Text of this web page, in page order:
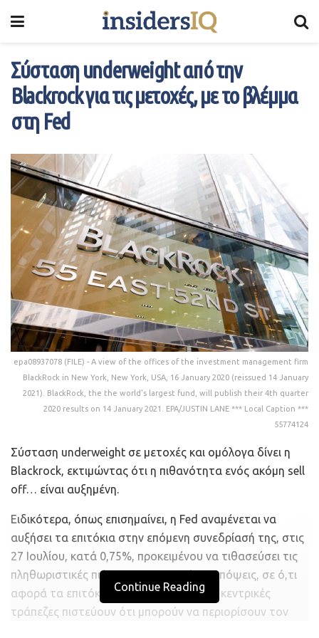
Σύσταση underweight από την
Blackrock για τις μετοχές, με το βλέμμα
στη Fed
epa08937078 (FILE) - A view of the offices of the investment management firm
BlackRock in New York, New York, USA, 16 January 2020 (reissued 14 January
2021). BlackRock, the the world's largest fund, will publish their 4th quarter
2020 results on 14 January 2021. EPA/JUSTIN LANE *** Local Caption ***
55774124
Σύσταση underweight σε μετοχές και ομόλογα δίνει η
Blackrock, εκτιμώντας ότι η πιθανότητα ενός ακόμη sell
off… είναι αυξημένη.
Ειδικότερα, όπως επισημαίνει, η Fed αναμένεται να
αυξήσει τα επιτόκια στην επόμενη συνεδρίασή της, στις
27 Ιουλίου, κατά 0,75%, προκειμένου να τιθασεύσει τις
πληθωριστικές πιέσεις. Στην αγορά, οι απόψεις, σε ό,τι
αφορά τα επιτόκια, διίστανται. Γιατί; Οι κεντρικές
τράπεζες πιστεύουν ότι μπορούν να περιορίσουν τον
Continue Reading